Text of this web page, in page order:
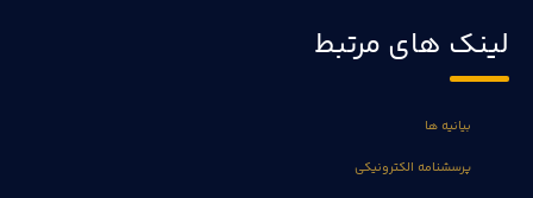
لینک های مرتبط
بیانیه ها
پرسشنامه الکترونیکی